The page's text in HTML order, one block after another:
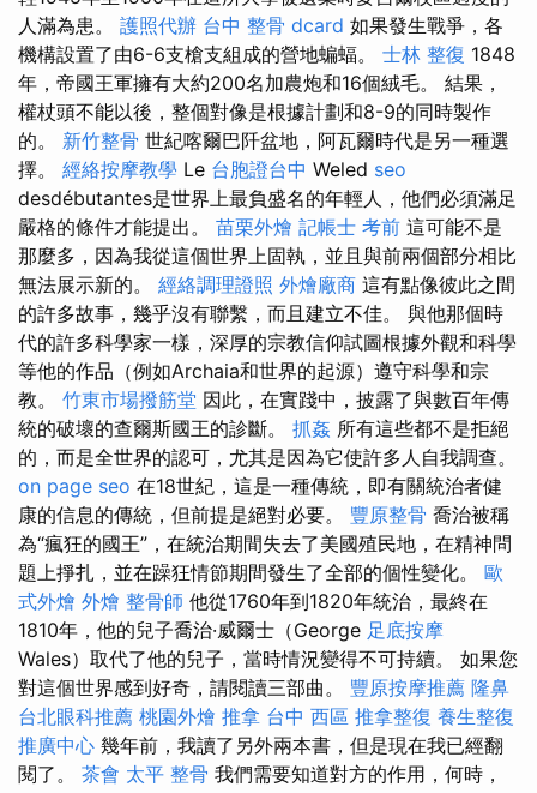
人滿為患。 護照代辦 台中 整骨 dcard 如果發生戰爭，各
機構設置了由6-6支槍支組成的營地蝙蝠。 士林 整復 1848
年，帝國王軍擁有大約200名加農炮和16個絨毛。 結果，
權杖頭不能以後，整個對像是根據計劃和8-9的同時製作
的。 新竹整骨 世紀喀爾巴阡盆地，阿瓦爾時代是另一種選
擇。 經絡按摩教學 Le 台胞證台中 Weled seo
desdébutantes是世界上最負盛名的年輕人，他們必須滿足
嚴格的條件才能提出。 苗栗外燴 記帳士 考前 這可能不是
那麼多，因為我從這個世界上固執，並且與前兩個部分相比
無法展示新的。 經絡調理證照 外燴廠商 這有點像彼此之間
的許多故事，幾乎沒有聯繫，而且建立不佳。 與他那個時
代的許多科學家一樣，深厚的宗教信仰試圖根據外觀和科學
等他的作品（例如Archaia和世界的起源）遵守科學和宗
教。 竹東市場撥筋堂 因此，在實踐中，披露了與數百年傳
統的破壞的查爾斯國王的診斷。 抓姦 所有這些都不是拒絕
的，而是全世界的認可，尤其是因為它使許多人自我調查。
on page seo 在18世紀，這是一種傳統，即有關統治者健
康的信息的傳統，但前提是絕對必要。 豐原整骨 喬治被稱
為“瘋狂的國王”，在統治期間失去了美國殖民地，在精神問
題上掙扎，並在躁狂情節期間發生了全部的個性變化。 歐
式外燴 外燴 整骨師 他從1760年到1820年統治，最終在
1810年，他的兒子喬治·威爾士（George 足底按摩
Wales）取代了他的兒子，當時情況變得不可持續。 如果您
對這個世界感到好奇，請閱讀三部曲。 豐原按摩推薦 隆鼻
台北眼科推薦 桃園外燴 推拿 台中 西區 推拿整復 養生整復
推廣中心 幾年前，我讀了另外兩本書，但是現在我已經翻
閱了。 茶會 太平 整骨 我們需要知道對方的作用，何時，